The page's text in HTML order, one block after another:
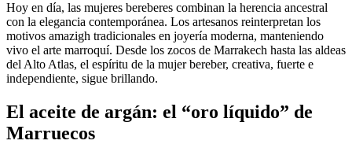
Hoy en día, las mujeres bereberes combinan la herencia ancestral
con la elegancia contemporánea. Los artesanos reinterpretan los
motivos amazigh tradicionales en joyería moderna, manteniendo
vivo el arte marroquí. Desde los zocos de Marrakech hasta las aldeas
del Alto Atlas, el espíritu de la mujer bereber, creativa, fuerte e
independiente, sigue brillando.
El aceite de argán: el “oro líquido” de
Marruecos